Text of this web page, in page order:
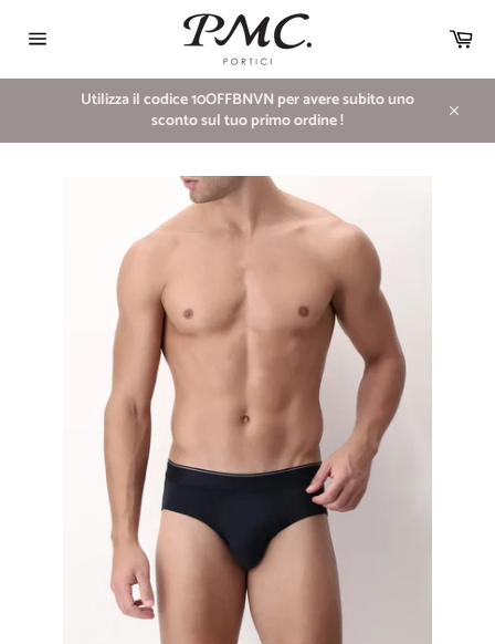
direttamente
contenuti
del
Utilizza il codice 10OFFBNVN per avere subito uno
sconto sul tuo primo ordine !